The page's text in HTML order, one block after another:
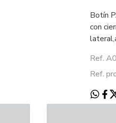
Botín
con
Ref.
Ref.